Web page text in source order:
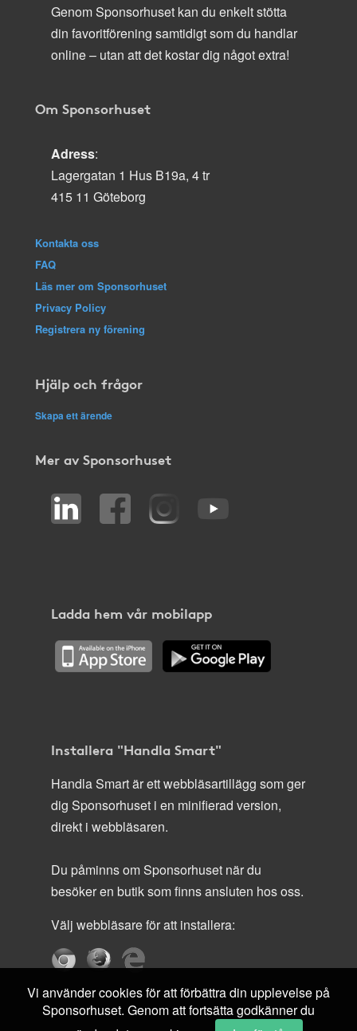
Genom Sponsorhuset kan du enkelt stötta
din favoritförening samtidigt som du handlar
online – utan att det kostar dig något extra!
Om Sponsorhuset
Adress:
Lagergatan 1 Hus B19a, 4 tr
415 11 Göteborg
Kontakta oss
FAQ
Läs mer om Sponsorhuset
Privacy Policy
Registrera ny förening
Hjälp och frågor
Skapa ett ärende
Mer av Sponsorhuset
Ladda hem vår mobilapp
Installera "Handla Smart"
Handla Smart är ett webbläsartillägg som ger
dig Sponsorhuset i en minifierad version,
direkt i webbläsaren.
Du påminns om Sponsorhuset när du
besöker en butik som finns ansluten hos oss.
Välj webbläsare för att installera:
Vi använder cookies för att förbättra din upplevelse på
Sponsorhuset. Genom att fortsätta godkänner du